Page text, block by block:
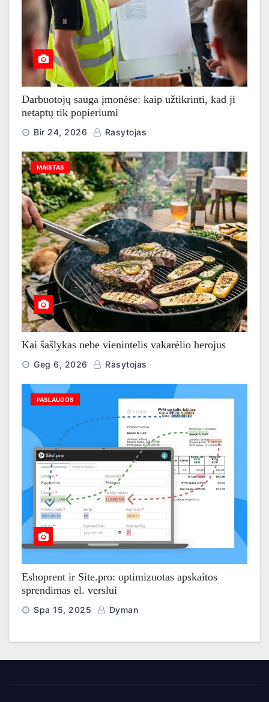
Darbuotojų sauga įmonėse: kaip užtikrinti, kad ji
netaptų tik popieriumi
Bir 24, 2026 Rasytojas
MAISTAS
Kai šašlykas nebe vienintelis vakarėlio herojus
Geg 6, 2026 Rasytojas
PASLAUGOS
Eshoprent ir Site.pro: optimizuotas apskaitos
sprendimas el. verslui
Spa 15, 2025 Dyman